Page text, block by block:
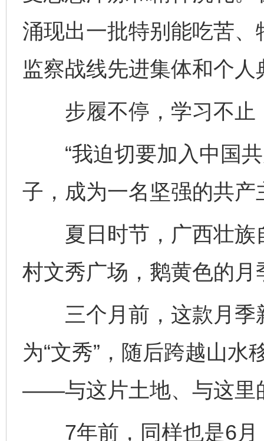
涌现出一批特别能吃苦
监察战线先进集体和个人
步履不停，学习不止
“我迫切要加入中国共
子，成为一名坚强的共产
夏日时节，广西壮族
村文秀广场，鹅黄色的
三个月前，这款月季
为“文秀”，随后跨越山
——与这片土地、与这里
7年前，同样也是6月